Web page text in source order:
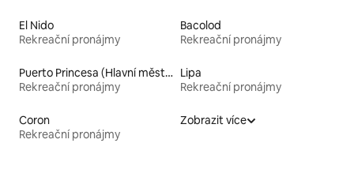
El Nido
Rekreační pronájmy
Bacolod
Rekreační pronájmy
Puerto Princesa (Hlavní město)
Rekreační pronájmy
Lipa
Rekreační pronájmy
Coron
Rekreační pronájmy
Zobrazit více